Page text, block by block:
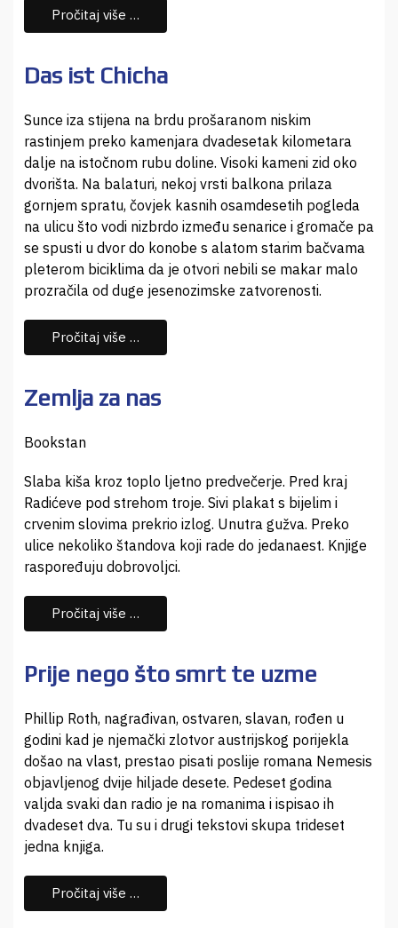
Pročitaj više …
Das ist Chicha
Sunce iza stijena na brdu prošaranom niskim
rastinjem preko kamenjara dvadesetak kilometara
dalje na istočnom rubu doline. Visoki kameni zid oko
dvorišta. Na balaturi, nekoj vrsti balkona prilaza
gornjem spratu, čovjek kasnih osamdesetih pogleda
na ulicu što vodi nizbrdo između senarice i gromače pa
se spusti u dvor do konobe s alatom starim bačvama
pleterom biciklima da je otvori nebili se makar malo
prozračila od duge jesenozimske zatvorenosti.
Pročitaj više …
Zemlja za nas
Bookstan
Slaba kiša kroz toplo ljetno predvečerje. Pred kraj
Radićeve pod strehom troje. Sivi plakat s bijelim i
crvenim slovima prekrio izlog. Unutra gužva. Preko
ulice nekoliko štandova koji rade do jedanaest. Knjige
raspoređuju dobrovoljci.
Pročitaj više …
Prije nego što smrt te uzme
Phillip Roth, nagrađivan, ostvaren, slavan, rođen u
godini kad je njemački zlotvor austrijskog porijekla
došao na vlast, prestao pisati poslije romana Nemesis
objavljenog dvije hiljade desete. Pedeset godina
valjda svaki dan radio je na romanima i ispisao ih
dvadeset dva. Tu su i drugi tekstovi skupa trideset
jedna knjiga.
Pročitaj više …